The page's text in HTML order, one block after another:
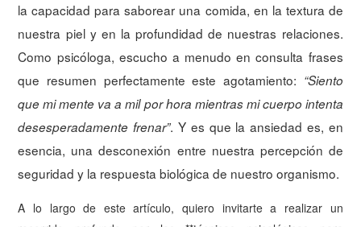
la capacidad para saborear una comida, en la textura de
nuestra piel y en la profundidad de nuestras relaciones.
Como psicóloga, escucho a menudo en consulta frases
que resumen perfectamente este agotamiento: “Siento
que mi mente va a mil por hora mientras mi cuerpo intenta
desesperadamente frenar”. Y es que la ansiedad es, en
esencia, una desconexión entre nuestra percepción de
seguridad y la respuesta biológica de nuestro organismo.
A lo largo de este artículo, quiero invitarte a realizar un